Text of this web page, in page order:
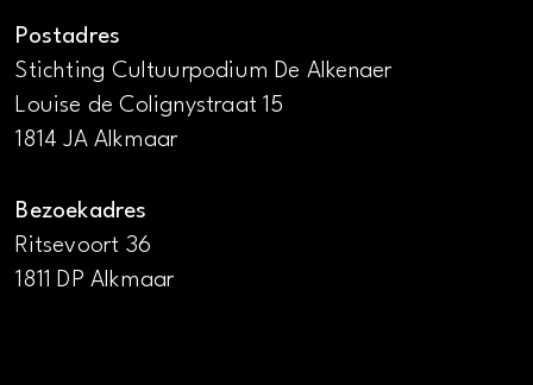
Postadres
Stichting Cultuurpodium De Alkenaer
Louise de Colignystraat 15
1814 JA Alkmaar
Bezoekadres
Ritsevoort 36
1811 DP Alkmaar